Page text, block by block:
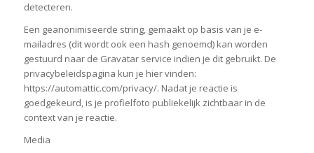
detecteren.
Een geanonimiseerde string, gemaakt op basis van je e-
mailadres (dit wordt ook een hash genoemd) kan worden
gestuurd naar de Gravatar service indien je dit gebruikt. De
privacybeleidspagina kun je hier vinden:
https://automattic.com/privacy/. Nadat je reactie is
goedgekeurd, is je profielfoto publiekelijk zichtbaar in de
context van je reactie.
Media